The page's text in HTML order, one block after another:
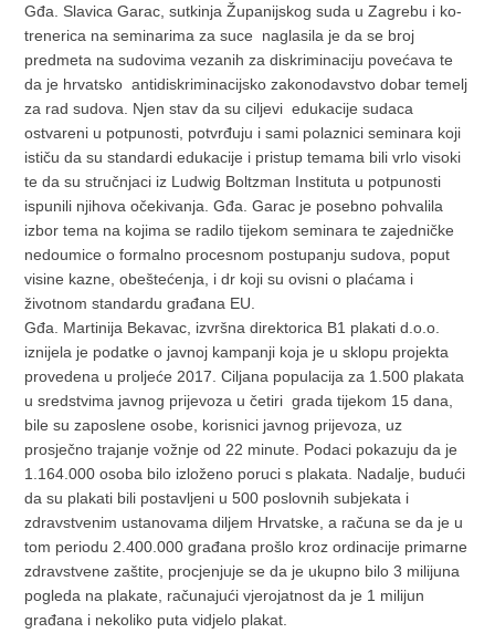
Gđa. Slavica Garac, sutkinja Županijskog suda u Zagrebu i ko-
trenerica na seminarima za suce naglasila je da se broj
predmeta na sudovima vezanih za diskriminaciju povećava te
da je hrvatsko antidiskriminacijsko zakonodavstvo dobar temelj
za rad sudova. Njen stav da su ciljevi edukacije sudaca
ostvareni u potpunosti, potvrđuju i sami polaznici seminara koji
ističu da su standardi edukacije i pristup temama bili vrlo visoki
te da su stručnjaci iz Ludwig Boltzman Instituta u potpunosti
ispunili njihova očekivanja. Gđa. Garac je posebno pohvalila
izbor tema na kojima se radilo tijekom seminara te zajedničke
nedoumice o formalno procesnom postupanju sudova, poput
visine kazne, obeštećenja, i dr koji su ovisni o plaćama i
životnom standardu građana EU.
Gđa. Martinija Bekavac, izvršna direktorica B1 plakati d.o.o.
iznijela je podatke o javnoj kampanji koja je u sklopu projekta
provedena u proljeće 2017. Ciljana populacija za 1.500 plakata
u sredstvima javnog prijevoza u četiri grada tijekom 15 dana,
bile su zaposlene osobe, korisnici javnog prijevoza, uz
prosječno trajanje vožnje od 22 minute. Podaci pokazuju da je
1.164.000 osoba bilo izloženo poruci s plakata. Nadalje, budući
da su plakati bili postavljeni u 500 poslovnih subjekata i
zdravstvenim ustanovama diljem Hrvatske, a računa se da je u
tom periodu 2.400.000 građana prošlo kroz ordinacije primarne
zdravstvene zaštite, procjenjuje se da je ukupno bilo 3 milijuna
pogleda na plakate, računajući vjerojatnost da je 1 milijun
građana i nekoliko puta vidjelo plakat.